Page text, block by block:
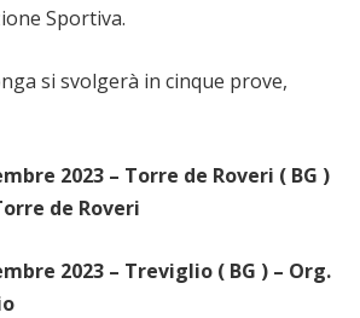
Sportiva.
si svolgerà in cinque prove,
2023 – Torre de Roveri ( BG )
de Roveri
2023 – Treviglio ( BG ) – Org.